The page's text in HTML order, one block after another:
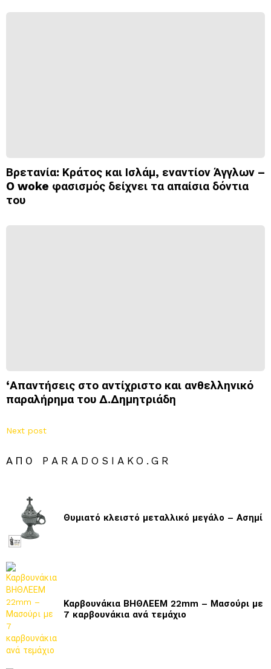
Βρετανία: Κράτος και Ισλάμ, εναντίον Άγγλων –
O woke φασισμός δείχνει τα απαίσια δόντια
του
‘Απαντήσεις στο αντίχριστο και ανθελληνικό
παραλήρημα του Δ.Δημητριάδη
Next post
ΑΠΌ PARADOSIAKO.GR
Θυμιατό κλειστό μεταλλικό μεγάλο – Ασημί
Καρβουνάκια ΒΗΘΛΕΕΜ 22mm – Μασούρι με
7 καρβουνάκια ανά τεμάχιο